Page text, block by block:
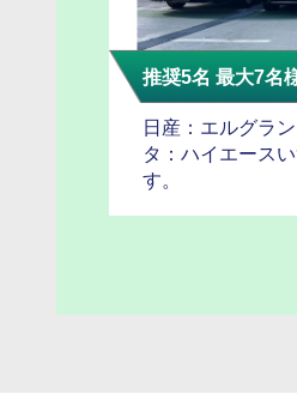
推奨5名 最大7名
日産：エルグラ
タ：ハイエース
す。